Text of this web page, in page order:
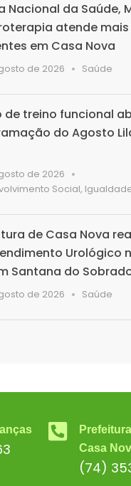
Nacional da Saúde,
atende mais
em Casa Nova
de 2026 Saúde
de treino funcional
do Agosto
de 2026
Social,
de Casa Nova
Urológico
Santana do
de 2026 Saúde
Casa
(74)